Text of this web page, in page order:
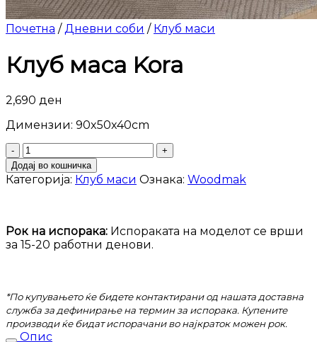
Почетна / Дневни соби / Клуб маси
Клуб маса Kora
2,690 ден
Димензии: 90x50x40cm
Клуб
маса
Kora
количина
Додај во кошничка
Категорија: Клуб маси Ознака: Woodmak
Рок на испорака: Испораката на моделот се врши
за 15-20 работни денови.
*По купувањето ќе бидете контактирани од нашата доставна
служба за дефинирање на термин за испорака. Купените
производи ќе бидат испорачани во најкраток можен рок.
Опис